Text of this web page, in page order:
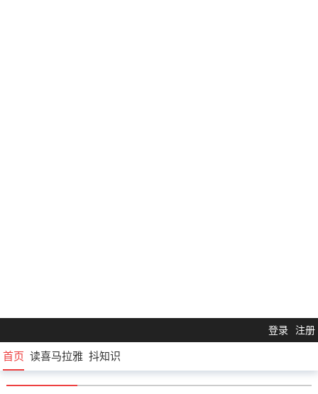
登录 注册
首页 读喜马拉雅 抖知识